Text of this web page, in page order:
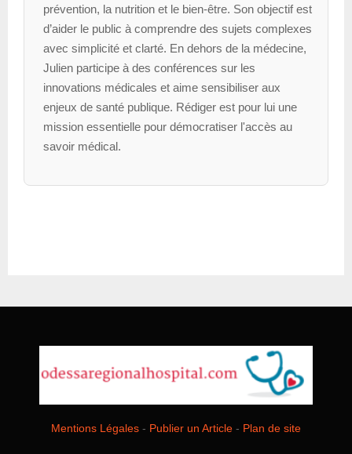
prévention, la nutrition et le bien-être. Son objectif est
d’aider le public à comprendre des sujets complexes
avec simplicité et clarté. En dehors de la médecine,
Julien participe à des conférences sur les
innovations médicales et aime sensibiliser aux
enjeux de santé publique. Rédiger est pour lui une
mission essentielle pour démocratiser l'accès au
savoir médical.
Mentions Légales - Publier un Article - Plan de site